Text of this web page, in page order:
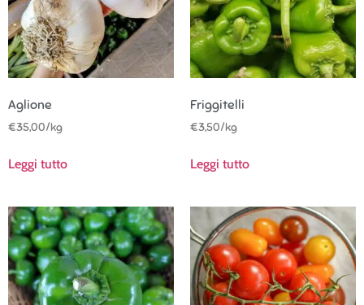
Aglione
€35,00/kg
Leggi tutto
Friggitelli
€3,50/kg
Leggi tutto